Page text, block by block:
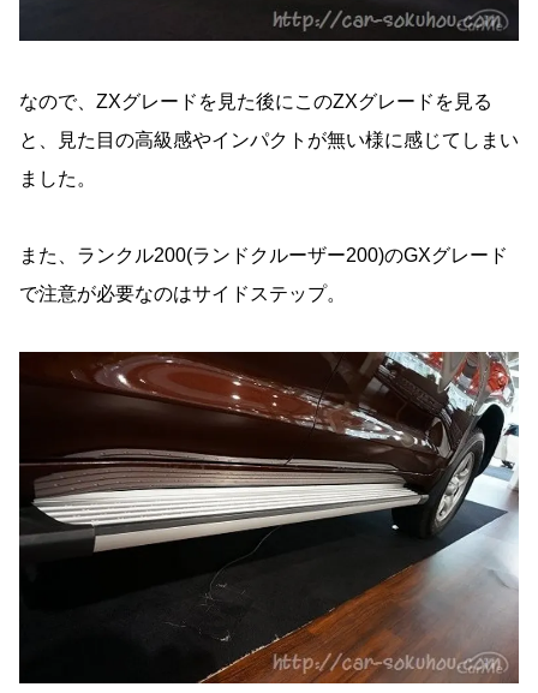
なので、ZXグレードを見た後にこのZXグレードを見る
と、見た目の高級感やインパクトが無い様に感じてしまい
ました。
また、ランクル200(ランドクルーザー200)のGXグレード
で注意が必要なのはサイドステップ。